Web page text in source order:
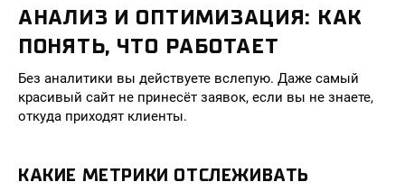
АНАЛИЗ И ОПТИМИЗАЦИЯ: КАК
ПОНЯТЬ, ЧТО РАБОТАЕТ
Без аналитики вы действуете вслепую. Даже самый
красивый сайт не принесёт заявок, если вы не знаете,
откуда приходят клиенты.
КАКИЕ МЕТРИКИ ОТСЛЕЖИВАТЬ